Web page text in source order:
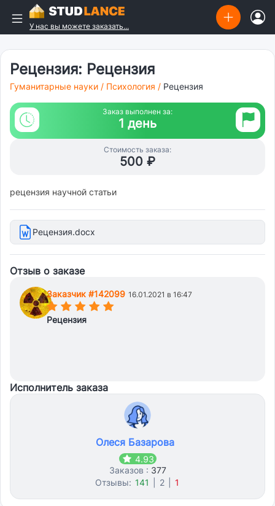
У нас вы можете заказать...
Рецензия: Рецензия
Гуманитарные науки / Психология / Рецензия
Заказ выполнен за:
1 день
Стоимость заказа:
500 ₽
рецензия научной статьи
Рецензия.docx
Отзыв о заказе
Заказчик #142099 16.01.2021 в 16:47
(*)(*)(*)(*)(*)
Рецензия
Исполнитель заказа
Олеся Базарова
4.93
Заказов : 377
Отзывы: 141 2 1